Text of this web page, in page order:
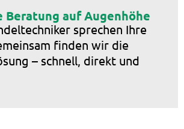
Beratung auf Augenhöhe
sprechen Ihre
finden wir die
– schnell, direkt und